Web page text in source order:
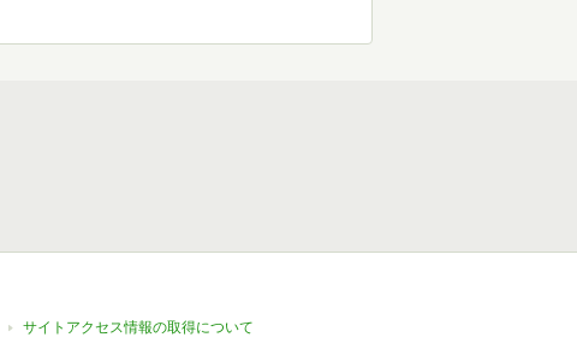
サイトアクセス情報の取得について